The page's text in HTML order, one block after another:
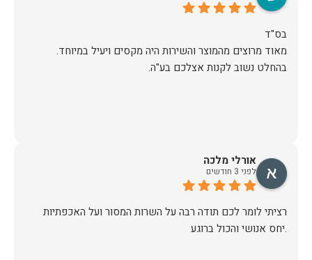
מאוד מרוצים מהמוצר והשירות היה מקסים ויעיל במיוחד.
בהחלט נשוב לקנות אצלכם בע"ה.
אורלי מלכה
לפני 3 חודשים
רציתי לומר לכם תודה רבה על השרות המסור ועל האכפתיות
.יחס אנושי והכול ברוגע